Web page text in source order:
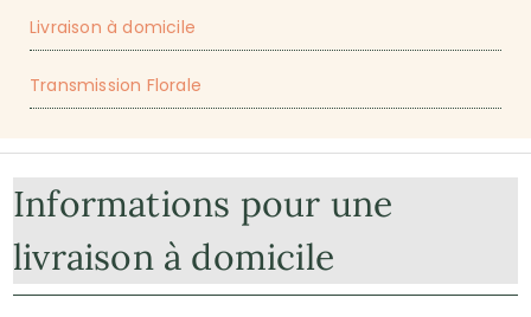
Livraison à domicile
Transmission Florale
Informations pour une
livraison à domicile